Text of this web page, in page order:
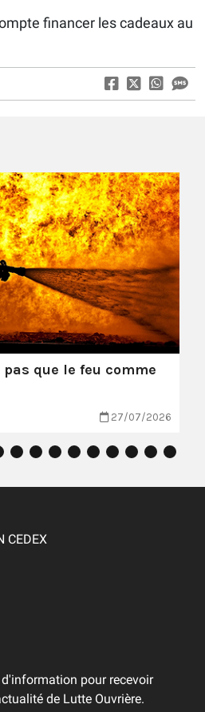
financer les cadeaux au
que le feu comme
27/07/2026
CEDEX
pour recevoir
de Lutte Ouvrière.